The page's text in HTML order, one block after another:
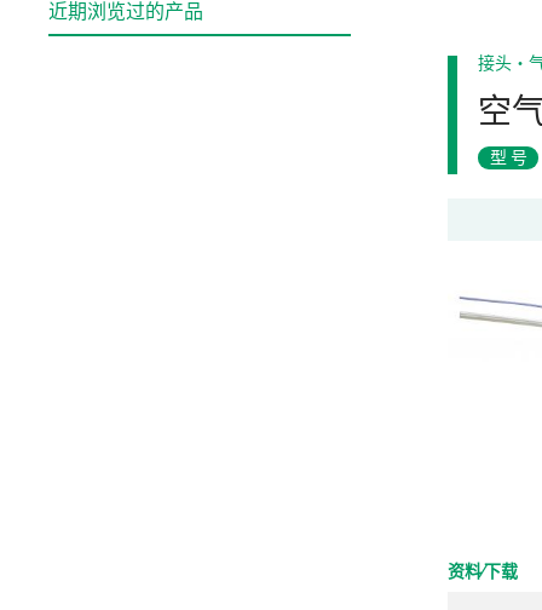
接头・
空
型号
资料⁄下载
近期浏览过的产品